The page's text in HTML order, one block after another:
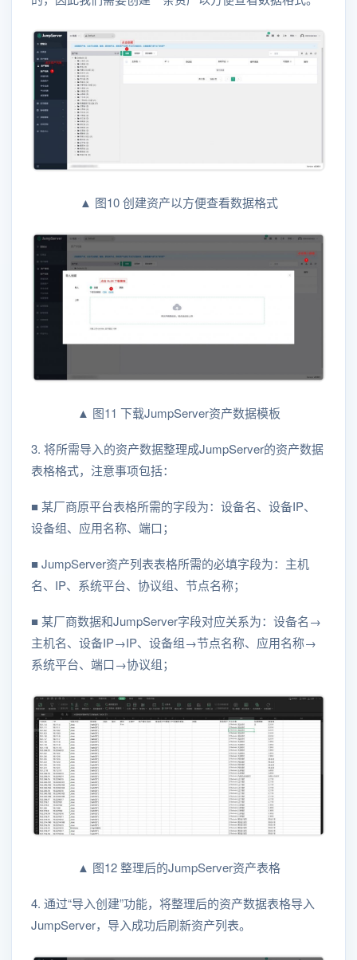
▲ 图10 创建资产以方便查看数据格式
▲ 图11 下载JumpServer资产数据模板
3. 将所需导入的资产数据整理成JumpServer的资产数据
表格格式，注意事项包括：
■ 某厂商原平台表格所需的字段为：设备名、设备IP、
设备组、应用名称、端口；
■ JumpServer资产列表表格所需的必填字段为：主机
名、IP、系统平台、协议组、节点名称；
■ 某厂商数据和JumpServer字段对应关系为：设备名→
主机名、设备IP→IP、设备组→节点名称、应用名称→
系统平台、端口→协议组；
▲ 图12 整理后的JumpServer资产表格
4. 通过“导入创建”功能，将整理后的资产数据表格导入
JumpServer，导入成功后刷新资产列表。